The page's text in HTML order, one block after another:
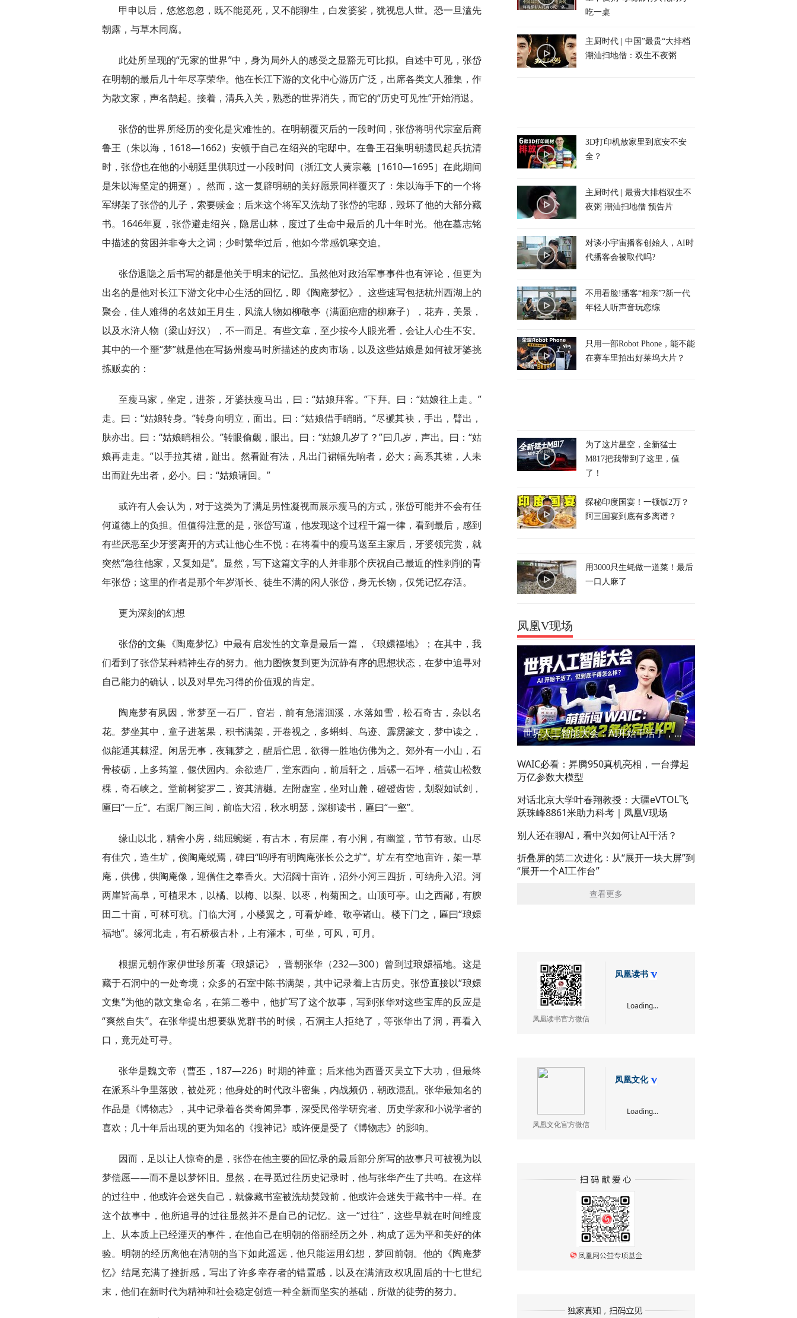
甲申以后，悠悠忽忽，既不能觅死，又不能聊生，白发婆娑，犹视息人世。恐一旦溘先
朝露，与草木同腐。
此处所呈现的“无家的世界”中，身为局外人的感受之显豁无可比拟。自述中可见，张岱
在明朝的最后几十年尽享荣华。他在长江下游的文化中心游历广泛，出席各类文人雅集，作
为散文家，声名鹊起。接着，清兵入关，熟悉的世界消失，而它的“历史可见性”开始消退。
张岱的世界所经历的变化是灾难性的。在明朝覆灭后的一段时间，张岱将明代宗室后裔
鲁王（朱以海，1618—1662）安顿于自己在绍兴的宅邸中。在鲁王召集明朝遗民起兵抗清
时，张岱也在他的小朝廷里供职过一小段时间（浙江文人黄宗羲［1610—1695］在此期间
是朱以海坚定的拥趸）。然而，这一复辟明朝的美好愿景同样覆灭了：朱以海手下的一个将
军绑架了张岱的儿子，索要赎金；后来这个将军又洗劫了张岱的宅邸，毁坏了他的大部分藏
书。1646年夏，张岱避走绍兴，隐居山林，度过了生命中最后的几十年时光。他在墓志铭
中描述的贫困并非夸大之词；少时繁华过后，他如今常感饥寒交迫。
张岱退隐之后书写的都是他关于明末的记忆。虽然他对政治军事事件也有评论，但更为
出名的是他对长江下游文化中心生活的回忆，即《陶庵梦忆》。这些速写包括杭州西湖上的
聚会，佳人难得的名妓如王月生，风流人物如柳敬亭（满面疤癗的柳麻子），花卉，美景，
以及水浒人物（梁山好汉），不一而足。有些文章，至少按今人眼光看，会让人心生不安。
其中的一个噩“梦”就是他在写扬州瘦马时所描述的皮肉市场，以及这些姑娘是如何被牙婆挑
拣贩卖的：
至瘦马家，坐定，进茶，牙婆扶瘦马出，曰：“姑娘拜客。”下拜。曰：“姑娘往上走。”
走。曰：“姑娘转身。”转身向明立，面出。曰：“姑娘借手睄睄。”尽褫其袂，手出，臂出，
肤亦出。曰：“姑娘睄相公。”转眼偷觑，眼出。曰：“姑娘几岁了？”曰几岁，声出。曰：“姑
娘再走走。”以手拉其裙，趾出。然看趾有法，凡出门裙幅先响者，必大；高系其裙，人未
出而趾先出者，必小。曰：“姑娘请回。”
或许有人会认为，对于这类为了满足男性凝视而展示瘦马的方式，张岱可能并不会有任
何道德上的负担。但值得注意的是，张岱写道，他发现这个过程千篇一律，看到最后，感到
有些厌恶至少牙婆离开的方式让他心生不悦：在将看中的瘦马送至主家后，牙婆领完赏，就
突然“急往他家，又复如是”。显然，写下这篇文字的人并非那个庆祝自己最近的性剥削的青
年张岱；这里的作者是那个年岁渐长、徒生不满的闲人张岱，身无长物，仅凭记忆存活。
更为深刻的幻想
张岱的文集《陶庵梦忆》中最有启发性的文章是最后一篇，《琅嬛福地》；在其中，我
们看到了张岱某种精神生存的努力。他力图恢复到更为沉静有序的思想状态，在梦中追寻对
自己能力的确认，以及对早先习得的价值观的肯定。
陶庵梦有夙因，常梦至一石厂，窅岩，前有急湍洄溪，水落如雪，松石奇古，杂以名
花。梦坐其中，童子进茗果，积书满架，开卷视之，多蝌蚪、鸟迹、霹雳篆文，梦中读之，
似能通其棘涩。闲居无事，夜辄梦之，醒后伫思，欲得一胜地仿佛为之。郊外有一小山，石
骨棱砺，上多筠篁，偃伏园内。余欲造厂，堂东西向，前后轩之，后磥一石坪，植黄山松数
棵，奇石峡之。堂前树娑罗二，资其清樾。左附虚室，坐对山麓，磴磴齿齿，划裂如试剑，
匾曰“一丘”。右踞厂阁三间，前临大沼，秋水明瑟，深柳读书，匾曰“一壑”。
缘山以北，精舍小房，绌屈蜿蜒，有古木，有层崖，有小涧，有幽篁，节节有致。山尽
有佳穴，造生圹，俟陶庵蜕焉，碑曰“呜呼有明陶庵张长公之圹”。圹左有空地亩许，架一草
庵，供佛，供陶庵像，迎僧住之奉香火。大沼阔十亩许，沼外小河三四折，可纳舟入沼。河
两崖皆高阜，可植果木，以橘、以梅、以梨、以枣，枸菊围之。山顶可亭。山之西鄙，有腴
田二十亩，可秫可秔。门临大河，小楼翼之，可看炉峰、敬亭诸山。楼下门之，匾曰“琅嬛
福地”。缘河北走，有石桥极古朴，上有灌木，可坐，可风，可月。
根据元朝作家伊世珍所著《琅嬛记》，晋朝张华（232—300）曾到过琅嬛福地。这是
藏于石洞中的一处奇境；众多的石室中陈书满架，其中记录着上古历史。张岱直接以“琅嬛
文集”为他的散文集命名，在第二卷中，他扩写了这个故事，写到张华对这些宝库的反应是
“爽然自失”。在张华提出想要纵览群书的时候，石洞主人拒绝了，等张华出了洞，再看入
口，竟无处可寻。
张华是魏文帝（曹丕，187—226）时期的神童；后来他为西晋灭吴立下大功，但最终
在派系斗争里落败，被处死；他身处的时代政斗密集，内战频仍，朝政混乱。张华最知名的
作品是《博物志》，其中记录着各类奇闻异事，深受民俗学研究者、历史学家和小说学者的
喜欢；几十年后出现的更为知名的《搜神记》或许便是受了《博物志》的影响。
因而，足以让人惊奇的是，张岱在他主要的回忆录的最后部分所写的故事只可被视为以
梦偿愿——而不是以梦怀旧。显然，在寻觅过往历史记录时，他与张华产生了共鸣。在这样
的过往中，他或许会迷失自己，就像藏书室被洗劫焚毁前，他或许会迷失于藏书中一样。在
这个故事中，他所追寻的过往显然并不是自己的记忆。这一“过往”，这些早就在时间维度
上、从本质上已经湮灭的事件，在他自己在明朝的俗丽经历之外，构成了远为平和美好的体
验。明朝的经历离他在清朝的当下如此遥远，他只能运用幻想，梦回前朝。他的《陶庵梦
忆》结尾充满了挫折感，写出了许多幸存者的错置感，以及在满清政权巩固后的十七世纪
末，他们在新时代为精神和社会稳定创造一种全新而坚实的基础，所做的徒劳的努力。
吃一桌
主厨时代 | 中国”最贵“大排档
潮汕扫地僧：双生不夜粥
3D打印机放家里到底安不安
全？
主厨时代 | 最贵大排档双生不
夜粥 潮汕扫地僧 预告片
对谈小宇宙播客创始人，AI时
代播客会被取代吗?
不用看脸!播客“相亲”?新一代
年轻人听声音玩恋综
只用一部Robot Phone，能不能
在赛车里拍出好莱坞大片？
为了这片星空，全新猛士
M817把我带到了这里，值
了！
探秘印度国宴！一顿饭2万？
阿三国宴到底有多离谱？
用3000只生蚝做一道菜！最后
一口人麻了
凤凰V现场
世界人工智能大会：AI开始干活了，但到底干的怎么样？萌新闯WAIC
WAIC必看：昇腾950真机亮相，一台撑起
万亿参数大模型
对话北京大学叶春翔教授：大疆eVTOL飞
跃珠峰8861米助力科考｜凤凰V现场
别人还在聊AI，看中兴如何让AI干活？
折叠屏的第二次进化：从“展开一块大屏”到
“展开一个AI工作台”
查看更多
凤凰读书官方微信
凤凰读书
Loading...
凤凰文化官方微信
凤凰文化
Loading...